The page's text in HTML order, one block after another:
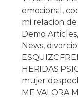
emocional ,
mi relacion
Demo Articles,
News, divorcio,
HERIDAS
mujer
ME VALORA